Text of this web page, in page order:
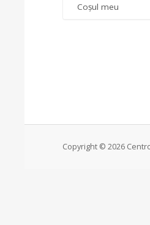
Coșul meu
Copyright © 2026